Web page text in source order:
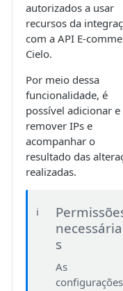
autorizados a usar
recursos da
com a API E-
Cielo.
Por meio dessa
funcionalidade, é
possível adicionar e
remover IPs e
acompanhar o
resultado das
realizadas.
ℹ️
necessária
s
As
configurações